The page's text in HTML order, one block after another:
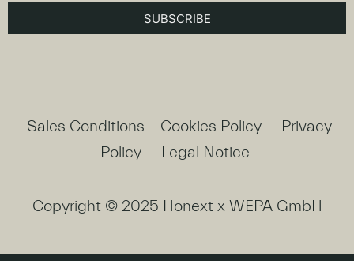
SUBSCRIBE
Copyright © 2025 Honext x WEPA GmbH
Sales Conditions – Cookies Policy– Privacy
Policy – Legal Notice